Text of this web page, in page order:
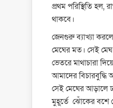
প্রথম পরিস্থিতি হল,
থাকবে।
জেনগুরু ব্যাখ্যা
মেঘের মত। সেই
ভেতরে মাথাচারা
আমাদের বিচারবুদ্ধি
সেই মেঘের আড়ালে
মুহূর্তে ঝোঁকের বশে